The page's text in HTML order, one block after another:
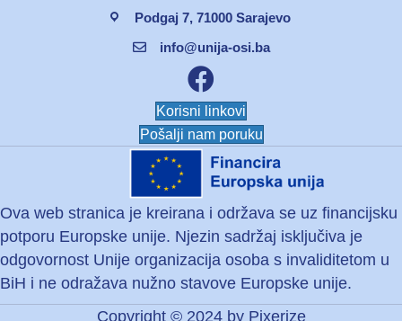
Podgaj 7, 71000 Sarajevo
info@unija-osi.ba
Facebook unija osi
Korisni linkovi
Pošalji nam poruku
Ova web stranica je kreirana i održava se uz financijsku
potporu Europske unije. Njezin sadržaj isključiva je
odgovornost Unije organizacija osoba s invaliditetom u
BiH i ne odražava nužno stavove Europske unije.
Copyright © 2024 by Pixerize